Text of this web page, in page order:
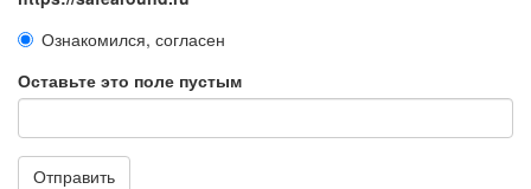
Ознакомился, согласен
Оставьте это поле пустым
Отправить